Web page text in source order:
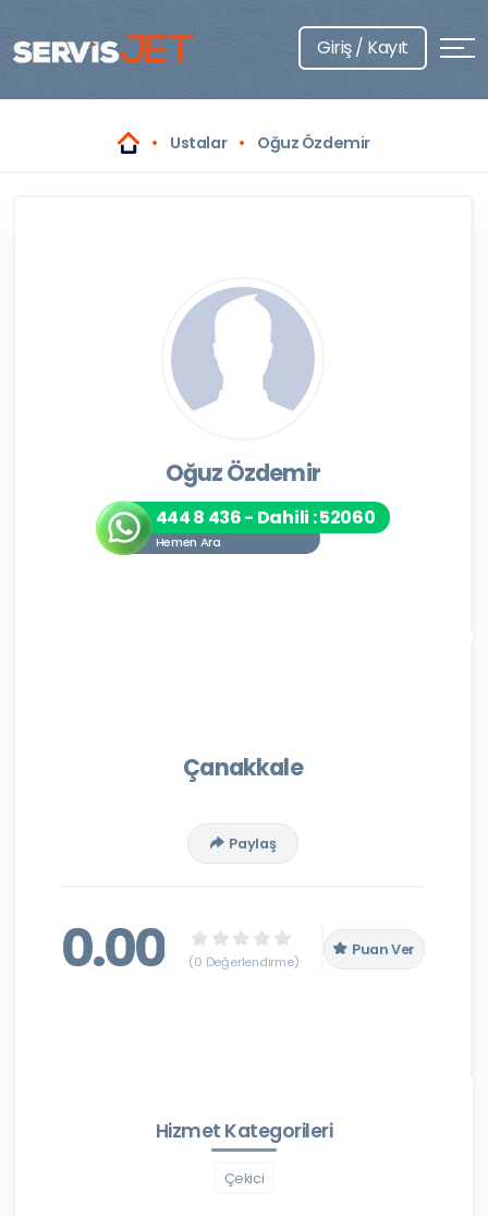
Giriş / Kayıt
Ustalar Oğuz Özdemir
Oğuz Özdemir
444 8 436 - Dahili : 52060
Hemen Ara
Çanakkale
Paylaş
0.00 (0 Değerlendirme)
Puan Ver
Hizmet Kategorileri
Çekici